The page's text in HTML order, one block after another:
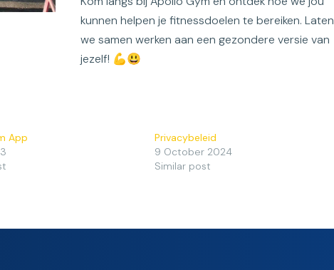
kunnen helpen je fitnessdoelen te bereiken. Laten
we samen werken aan een gezondere versie van
jezelf! 💪😃
App
Privacybeleid
9 October 2024
Similar post